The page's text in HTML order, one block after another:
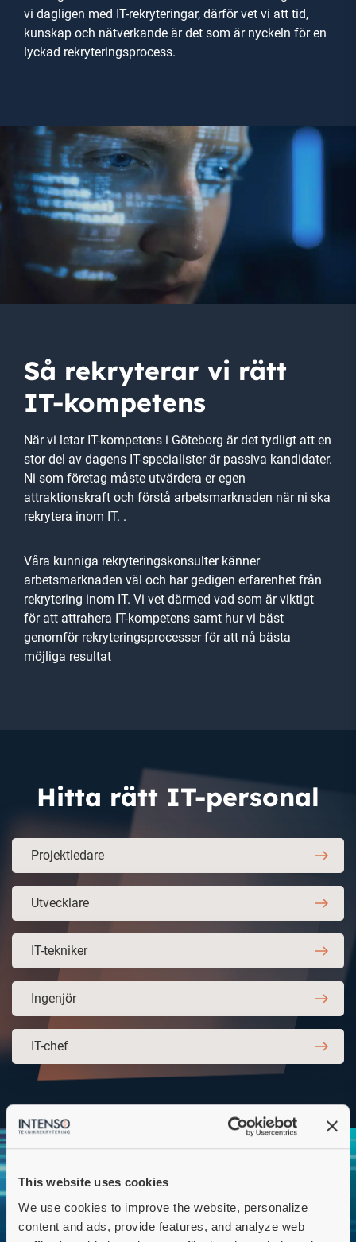
This website uses cookies
We use cookies to improve the website, personalize
content and ads, provide features, and analyze web
vi dagligen med IT-rekryteringar, därför vet vi att tid,
kunskap och nätverkande är det som är nyckeln för en
lyckad rekryteringsprocess.
Så rekryterar vi rätt
IT-kompetens
När vi letar IT-kompetens i Göteborg är det tydligt att en
stor del av dagens IT-specialister är passiva kandidater.
Ni som företag måste utvärdera er egen
attraktionskraft och förstå arbetsmarknaden när ni ska
rekrytera inom IT. .
Våra kunniga rekryteringskonsulter känner
arbetsmarknaden väl och har gedigen erfarenhet från
rekrytering inom IT. Vi vet därmed vad som är viktigt
för att attrahera IT-kompetens samt hur vi bäst
genomför rekryteringsprocesser för att nå bästa
möjliga resultat
Hitta rätt IT-personal
Projektledare
Utvecklare
IT-tekniker
Ingenjör
IT-chef